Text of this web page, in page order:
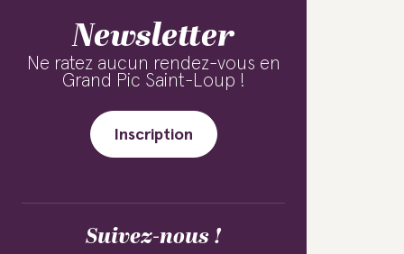
Newsletter
Ne ratez aucun rendez-vous en
Grand Pic Saint-Loup !
Inscription
Suivez-nous !